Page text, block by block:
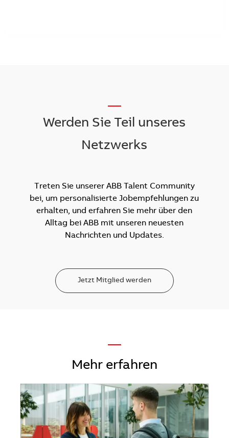
Werden Sie Teil unseres
Netzwerks
Treten Sie unserer ABB Talent Community
bei, um personalisierte Jobempfehlungen zu
erhalten, und erfahren Sie mehr über den
Alltag bei ABB mit unseren neuesten
Nachrichten und Updates.
Jetzt Mitglied werden
—
Mehr erfahren